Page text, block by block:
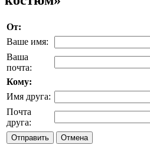
От:
Ваше имя:
Ваша
почта:
Кому:
Имя друга:
Почта
друга: